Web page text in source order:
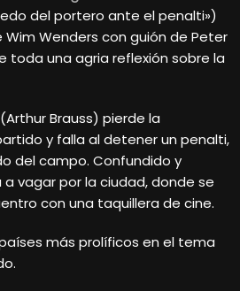
del portero ante el penalti»)
Wim Wenders con guión de Peter
toda una agria reflexión sobre la
Brauss) pierde la
y falla al detener un penalti,
del campo. Confundido y
vagar por la ciudad, donde se
con una taquillera de cine.
más prolíficos en el tema